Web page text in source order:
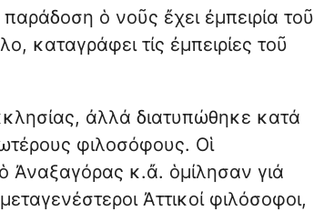
ὁ νοῦς ἔχει ἐμπειρία τοῦ
καταγράφει τίς ἐμπειρίες τοῦ
ἀλλά διατυπώθηκε κατά
φιλοσόφους. Οἱ
Ἀναξαγόρας κ.ἄ. ὁμίλησαν γιά
Ἀττικοί φιλόσοφοι,